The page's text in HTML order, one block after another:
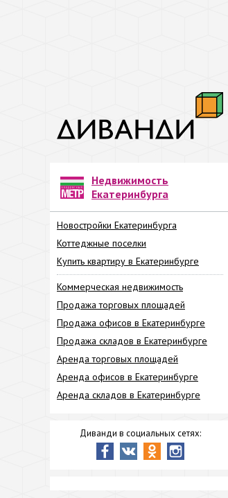
Недвижимость
Екатеринбурга
Новостройки Екатеринбурга
Коттеджные поселки
Купить квартиру в Екатеринбурге
Коммерческая недвижимость
Продажа торговых площадей
Продажа офисов в Екатеринбурге
Продажа складов в Екатеринбурге
Аренда торговых площадей
Аренда офисов в Екатеринбурге
Аренда складов в Екатеринбурге
Диванди в социальных сетях: